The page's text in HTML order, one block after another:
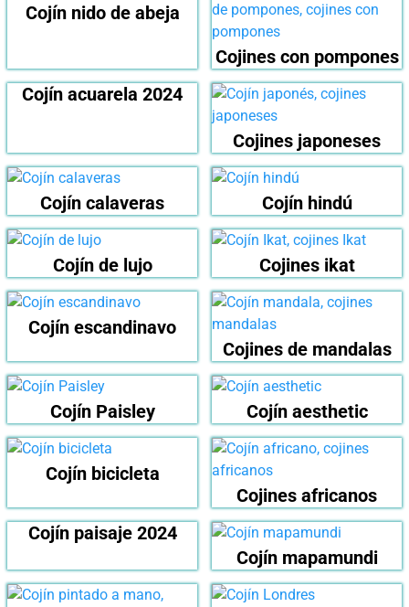
Cojín nido de abeja
Cojines con pompones
Cojín acuarela 2024
Cojines japoneses
Cojín calaveras Cojín hindú
Cojín de lujo Cojines ikat
Cojín escandinavo
Cojines de mandalas
Cojín Paisley Cojín aesthetic
Cojín bicicleta
Cojines africanos
Cojín paisaje 2024
Cojín mapamundi